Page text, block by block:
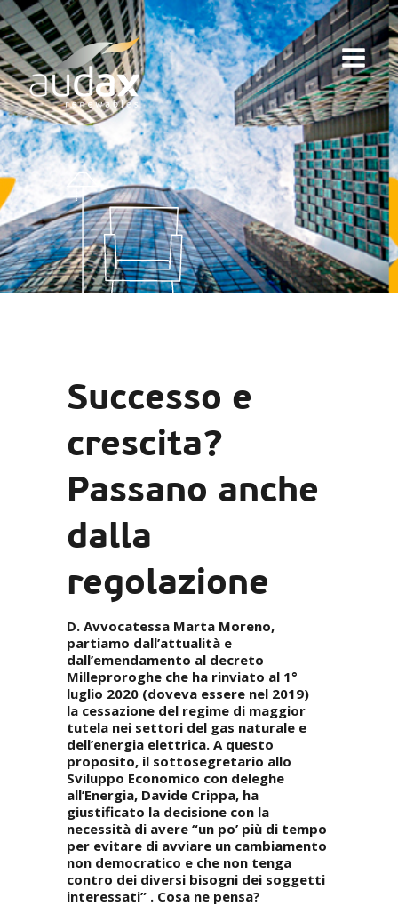
Successo e
crescita?
Passano anche
dalla
regolazione
D. Avvocatessa Marta Moreno,
partiamo dall’attualità e
dall’emendamento al decreto
Milleproroghe che ha rinviato al 1°
luglio 2020 (doveva essere nel 2019)
la cessazione del regime di maggior
tutela nei settori del gas naturale e
dell’energia elettrica. A questo
proposito, il sottosegretario allo
Sviluppo Economico con deleghe
all’Energia, Davide Crippa, ha
giustificato la decisione con la
necessità di avere “un po’ più di tempo
per evitare di avviare un cambiamento
non democratico e che non tenga
contro dei diversi bisogni dei soggetti
interessati” . Cosa ne pensa?